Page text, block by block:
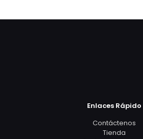
Enlaces Rápido
Contáctenos
Tienda